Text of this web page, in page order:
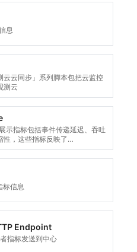
息
云云同步」系列脚本包把云监控
测云
示指标包括事件传递延迟、吞吐
性，这些指标反映了
模事件流和实时数据传递时的
标信息
Endpoint
指标发送到中心